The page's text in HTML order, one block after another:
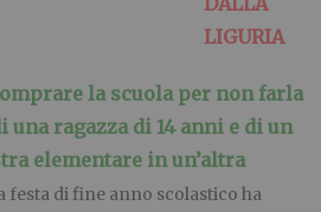
LIGURIA
la scuola per non farla
una ragazza di 14 anni e di un
elementare in un’altra
festa di fine anno scolastico ha